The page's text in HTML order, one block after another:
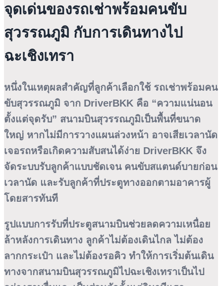
จุดเด่นของรถเช่าพร้อมคนขับ
สุวรรณภูมิ กับการเดินทางไป
ฉะเชิงเทรา
หนึ่งในเหตุผลสำคัญที่ลูกค้าเลือกใช้ รถเช่าพร้อมคน
ขับสุวรรณภูมิ จาก DriverBKK คือ “ความแน่นอน
ตั้งแต่จุดรับ” สนามบินสุวรรณภูมิเป็นพื้นที่ขนาด
ใหญ่ หากไม่มีการวางแผนล่วงหน้า อาจเสียเวลานัด
เจอรถหรือเกิดความสับสนได้ง่าย DriverBKK จึง
จัดระบบรับลูกค้าแบบชัดเจน คนขับสแตนด์บายก่อน
เวลานัด และรับลูกค้าที่ประตูทางออกตามอาคารผู้
โดยสารทันที
รูปแบบการรับที่ประตูสนามบินช่วยลดความเหนื่อย
ล้าหลังการเดินทาง ลูกค้าไม่ต้องเดินไกล ไม่ต้อง
ลากกระเป๋า และไม่ต้องรอคิว ทำให้การเริ่มต้นเดิน
ทางจากสนามบินสุวรรณภูมิไปฉะเชิงเทราเป็นไป